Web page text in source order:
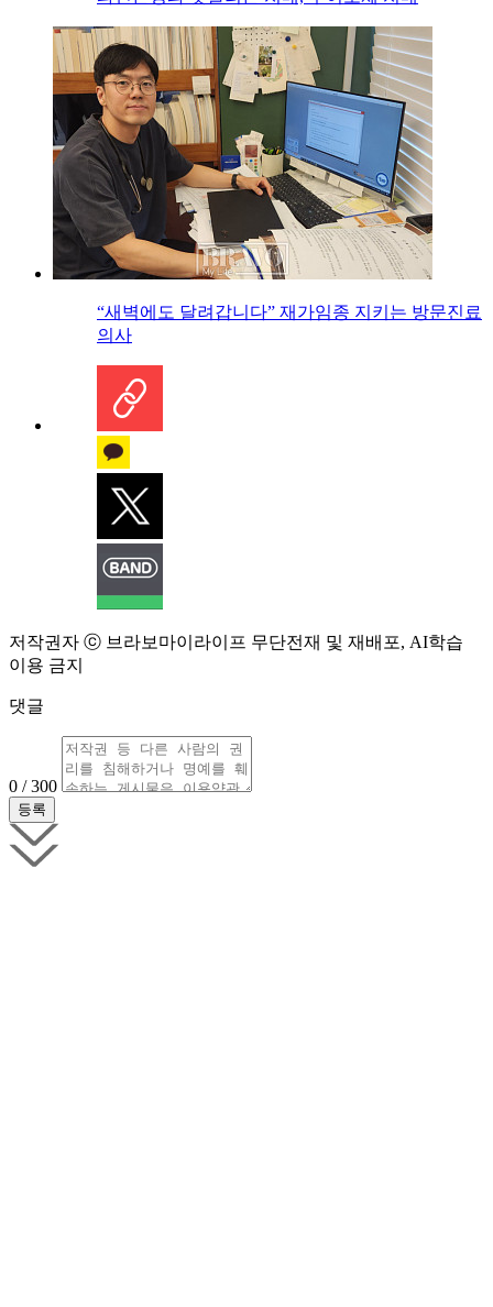
“새벽에도 달려갑니다” 재가임종 지키는 방문진료
의사
저작권자 ⓒ 브라보마이라이프 무단전재 및 재배포, AI학습
이용 금지
댓글
0 / 300